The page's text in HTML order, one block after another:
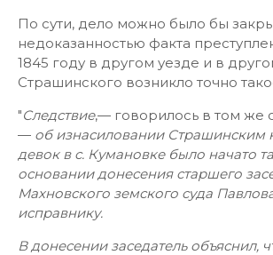
По сути, дело можно было бы
недоказанностью факта
1845 году в другом уезде и в
Страшинского возникло точно
"Следствие,— говорилось в том же
— об изнасиловании Страшинским
девок в с. Кумановке было начато
основании донесения старшего
Махновского земского суда
исправнику.
В донесении заседатель объяснил,